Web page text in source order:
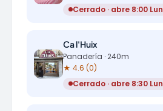
Cerrado · abre 8:00 Lun
Ca l'Huix
Panadería · 240m
★ 4.6 (0)
Cerrado · abre 8:30 Lun